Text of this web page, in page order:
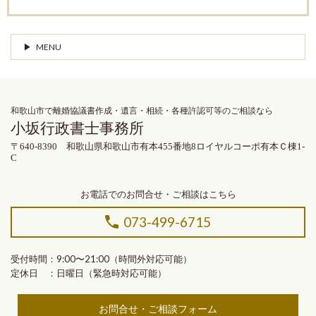
MENU
和歌山市で離婚協議書作成・遺言・相続・各種許認可等のご相談なら
小坂行政書士事務所
〒640-8390 和歌山県和歌山市有本455番地8ロイヤルコーポ有本Ｃ棟1-
C
お電話でのお問合せ・ご相談はこちら
073-499-6715
受付時間：9:00〜21:00（時間外対応可能）
定休日 ：日曜日（緊急時対応可能）
お問合せ・ご相談フォーム